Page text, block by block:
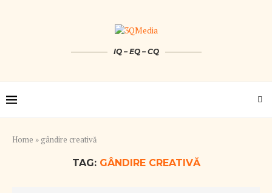
IQ – EQ – CQ
Home » gândire creativă
TAG: GÂNDIRE CREATIVĂ